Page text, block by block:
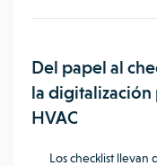
Del papel al
la
HVAC
Los checklist